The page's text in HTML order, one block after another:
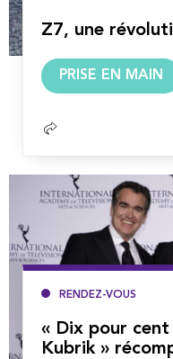
Z7, une
PRISE EN MAIN
RENDEZ-VOUS
« Dix pour
Kubrik »